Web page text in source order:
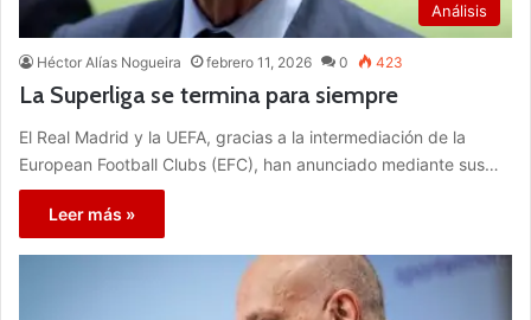
Análisis
Héctor Alías Nogueira febrero 11, 2026 0 423
La Superliga se termina para siempre
El Real Madrid y la UEFA, gracias a la intermediación de la
European Football Clubs (EFC), han anunciado mediante sus…
Leer más »